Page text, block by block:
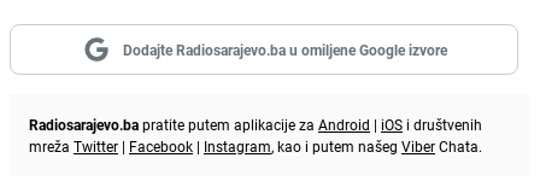
Dodajte Radiosarajevo.ba u omiljene Google izvore
Radiosarajevo.bapratite putem aplikacije za Android | iOS i društvenih
mreža Twitter | Facebook | Instagram, kao i putem našeg ViberChata.